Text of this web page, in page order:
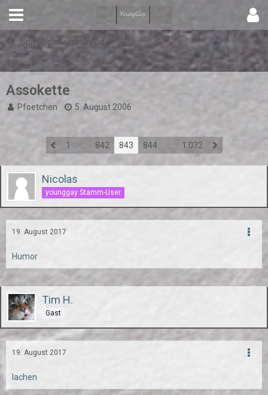
Spiel, Spaß und Unfug
Assokette
Pfoetchen 5. August 2006
1 842 843 844 1.032
Nicolas
younggay Stamm-User
19. August 2017
Humor
Tim H.
Gast
19. August 2017
lachen